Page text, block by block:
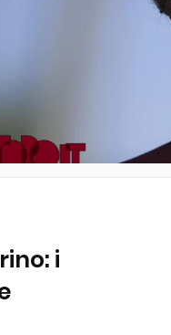
i